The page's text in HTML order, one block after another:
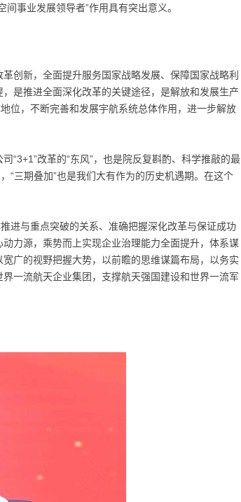
事业发展领导者”作用具有突出意义。
创新，全面提升服务国家战略发展、保障国家战略利
是推进全面深化改革的关键途径，是解放和发展生产
位，不断完善和发展宇航系统总体作用，进一步解放
“3+1”改革的“东风”，也是院反复斟酌、科学推敲的最
“三期叠加”也是我们大有作为的历史机遇期。在这个
进与重点突破的关系、准确把握深化改革与保证成功
力源，乘势而上实现企业治理能力全面提升，体系谋
广的视野把握大势，以前瞻的思维谋篇布局，以务实
一流航天企业集团，支撑航天强国建设和世界一流军